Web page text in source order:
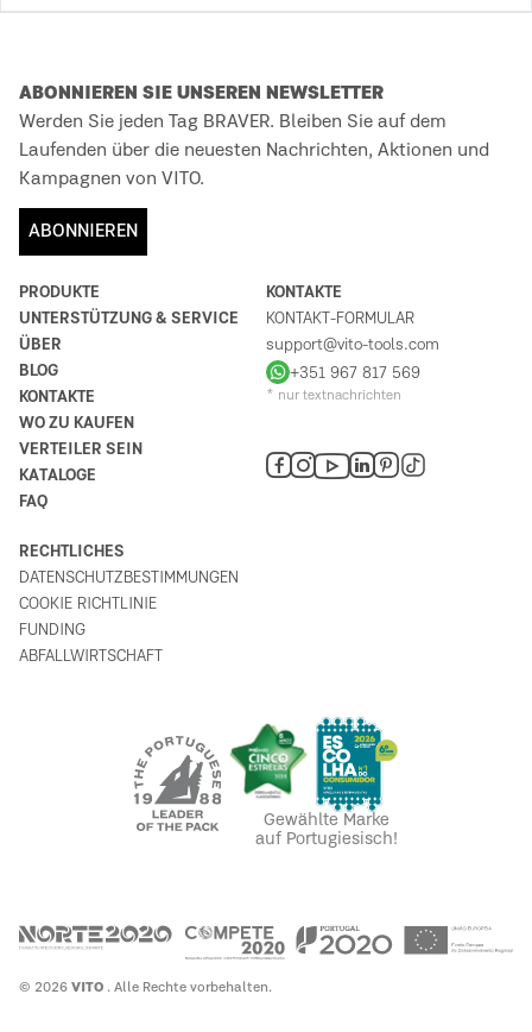
PRODUKTE
UNTERSTÜTZUNG & SERVICE
ÜBER
BLOG
KONTAKTE
WO ZU KAUFEN
VERTEILER SEIN
KATALOGE
FAQ
KONTAKTE
KONTAKT-FORMULAR
support@vito-tools.com
+351 967 817 569
* nur textnachrichten
RECHTLICHES
DATENSCHUTZBESTIMMUNGEN
COOKIE RICHTLINIE
FUNDING
ABFALLWIRTSCHAFT
ABONNIEREN SIE UNSEREN NEWSLETTER
Werden Sie jeden Tag BRAVER. Bleiben Sie auf dem
Laufenden über die neuesten Nachrichten, Aktionen und
Kampagnen von VITO.
ABONNIEREN
Gewählte Marke
auf Portugiesisch!
© 2026 VITO . Alle Rechte vorbehalten.